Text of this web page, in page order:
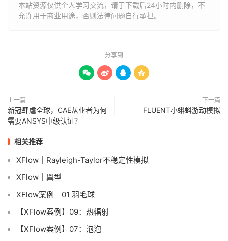
本站资源仅供个人学习交流，请于下载后24小时内删除，不
允许用于商业用途，否则法律问题自行承担。
分享到
   
上一篇
新冠肆虐全球，CAE从业者为何
需要ANSYS中级认证？
下一篇
FLUENT小蝌蚪游动模拟
相关推荐
XFlow｜Rayleigh-Taylor不稳定性模拟
XFlow｜翼型
XFlow案例｜01 羽毛球
【XFlow案例】09：热辐射
【XFlow案例】07：泡泡